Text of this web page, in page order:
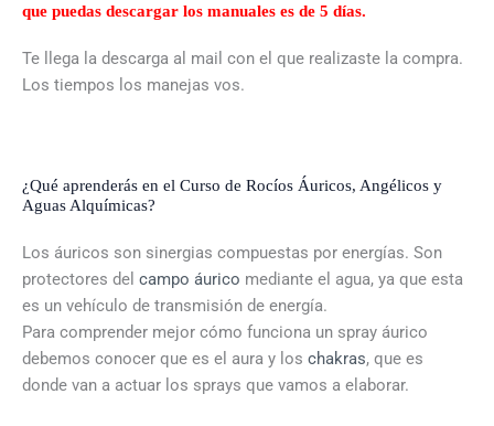
que puedas descargar los manuales es de 5 días.
Te llega la descarga al mail con el que realizaste la compra.
Los tiempos los manejas vos.
¿Qué aprenderás en el Curso de Rocíos Áuricos, Angélicos y
Aguas Alquímicas?
Los áuricos son sinergias compuestas por energías. Son
protectores del campo áurico mediante el agua, ya que esta
es un vehículo de transmisión de energía.
Para comprender mejor cómo funciona un spray áurico
debemos conocer que es el aura y los chakras, que es
donde van a actuar los sprays que vamos a elaborar.